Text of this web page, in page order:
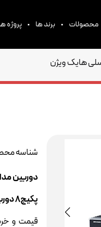
محصولات • برند ها • پروژه
شناسه
دوربین
پکیج8 دوربین 3 مگاپیکسلی هایک ویژن